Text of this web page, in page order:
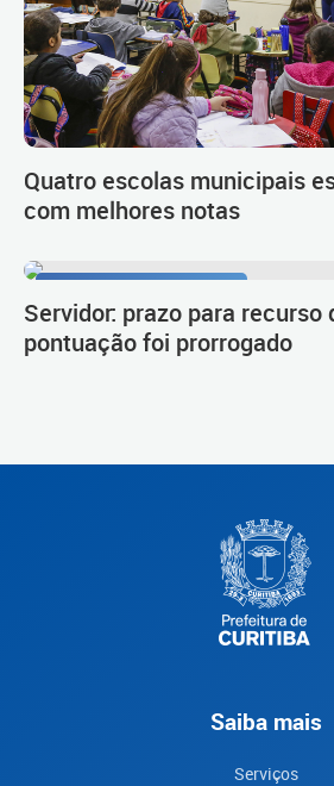
Quatro escolas municipais
com melhores notas
Servidor: prazo para recurso
pontuação foi prorrogado
Saiba mais
Serviços